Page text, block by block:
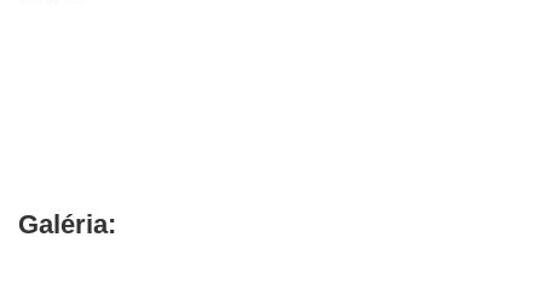
Galéria: